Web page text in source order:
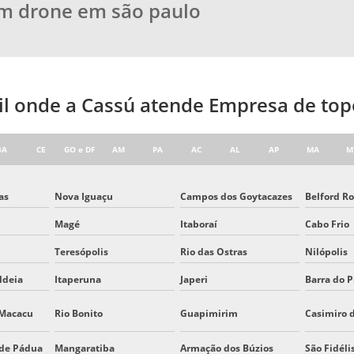
drone em são paulo
a Cassú atende Empresa de
CE GO e DF AM PA AC AL AP MA
Nova Iguaçu Campos dos Goytacazes Belford
Magé Itaboraí Cabo Frio
Teresópolis Rio das Ostras Nilópolis
Itaperuna Japeri Barra do
Rio Bonito Guapimirim Casimiro
Pádua Mangaratiba Armação dos Búzios São